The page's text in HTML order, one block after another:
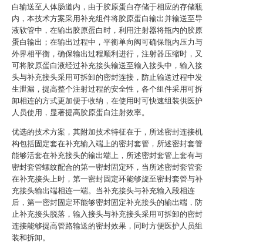
白输送至人体肠道内，由于胶原蛋白存储于相应的存储瓶
内，本技术方案采用补充组件将胶原蛋白输出并输送至导
液软管中，在输出胶原蛋白时，利用注射器将瓶内的胶原
蛋白输出；在输出过程中，平衡单向阀可确保瓶内压力与
外界相平衡，确保输出过程顺利进行，注射器压缩时，又
可将胶原蛋白液经过补充接头输送至输入接头中，输入接
头与补充接头采用可拆卸的密封连接，防止输送过程中发
生泄漏，提高整个注射过程的安全性，各个组件采用可拆
卸相连的方式更加便于收纳，在使用时可快速组装供医护
人员使用，显著提高胶原蛋白注射效率。
优选的技术方案，其附加技术特征在于，所述密封连接机
构包括固定套在补充输入端上的密封套管，所述密封套管
能够活套在补充接头的输出端上，所述密封套管上套有与
密封套管螺纹配合的第一密封固定环，当所述密封套管套
在补充接头上时，第一密封固定环能够旋至密封套管与补
充接头输出端相连一端。当补充接头与补充输入段相连
后，第一密封固定环能够密封固定补充接头的输出端，防
止补充接头脱落，输入接头与补充接头采用可拆卸的密封
连接能够提高管路输送的密封效果，同时方便医护人员组
装和拆卸。